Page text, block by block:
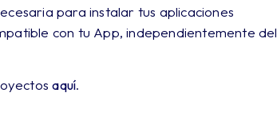
para instalar tus aplicaciones
con tu App, independientemente del
aquí.